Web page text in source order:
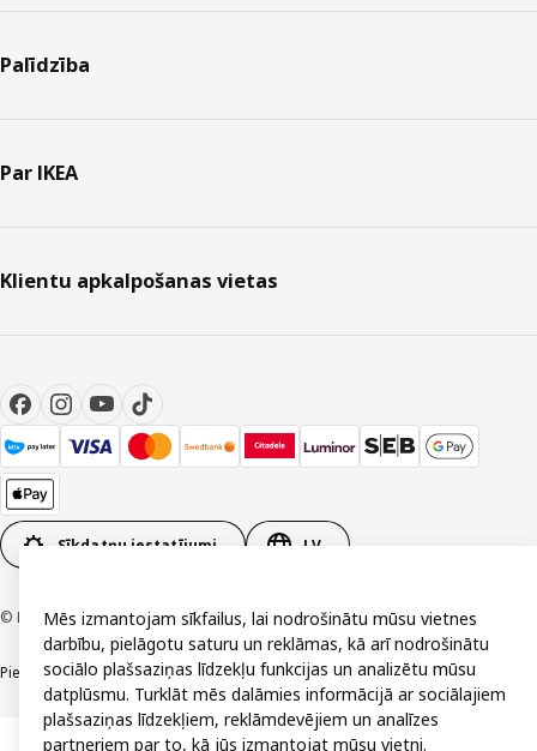
Palīdzība
Par IKEA
Klientu apkalpošanas vietas
Sīkdatņu iestatījumi LV
© Inter IKEA Systems B.V. 1999-2026
PiekļūstamībaVispārīgi noteikumiPrivātuma un sīkdatņu politika Kontakti
Mēs izmantojam sīkfailus, lai nodrošinātu mūsu vietnes
darbību, pielāgotu saturu un reklāmas, kā arī nodrošinātu
sociālo plašsaziņas līdzekļu funkcijas un analizētu mūsu
datplūsmu. Turklāt mēs dalāmies informācijā ar sociālajiem
plašsaziņas līdzekļiem, reklāmdevējiem un analīzes
partneriem par to, kā jūs izmantojat mūsu vietni.